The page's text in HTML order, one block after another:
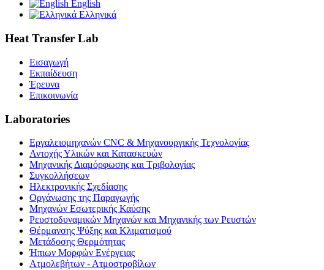
English
Ελληνικά
Heat Transfer Lab
Εισαγωγή
Εκπαίδευση
Έρευνα
Επικοινωνία
Laboratories
Εργαλειομηχανών CNC & Μηχανουργικής Τεχνολογίας
Αντοχής Υλικών και Κατασκευών
Μηχανικής Διαμόρφωσης και Τριβολογίας
Συγκολλήσεων
Ηλεκτρονικής Σχεδίασης
Οργάνωσης της Παραγωγής
Μηχανών Εσωτερικής Καύσης
Ρευστοδυναμικών Μηχανών και Μηχανικής των Ρευστών
Θέρμανσης Ψύξης και Κλιματισμού
Μετάδοσης Θερμότητας
Ήπιων Μορφών Ενέργειας
Ατμολεβήτων - Ατμοστροβίλων